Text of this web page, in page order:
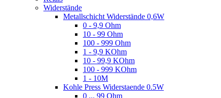
Widerstände
Metallschicht Widerstände 0,6W
0 - 9,9 Ohm
10 - 99 Ohm
100 - 999 Ohm
1 - 9,9 KOhm
10 - 99,9 KOhm
100 - 999 KOhm
1 - 10M
Kohle Press Widerstaende 0.5W
0 ... 99 Ohm